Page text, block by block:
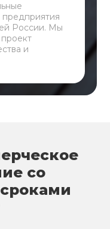
России. Мы
и
со